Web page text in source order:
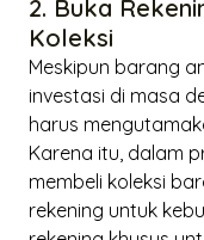
2. Buka
Koleksi
Meskipun barang
investasi di masa
harus
Karena itu, dalam
membeli koleksi
rekening untuk